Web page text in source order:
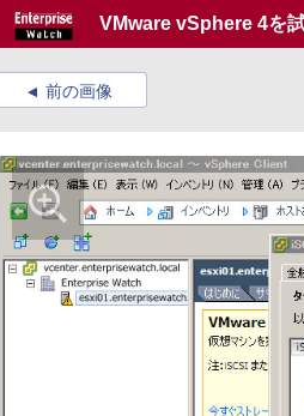
VMware vSphere 4を試
前の画像